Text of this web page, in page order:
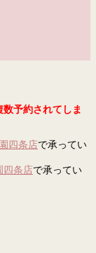
予約されてしま
四条店で承ってい
四条店で承ってい